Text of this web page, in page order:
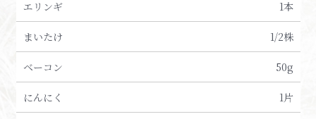
エリンギ 1本
まいたけ 1/2株
ベーコン 50g
にんにく 1片